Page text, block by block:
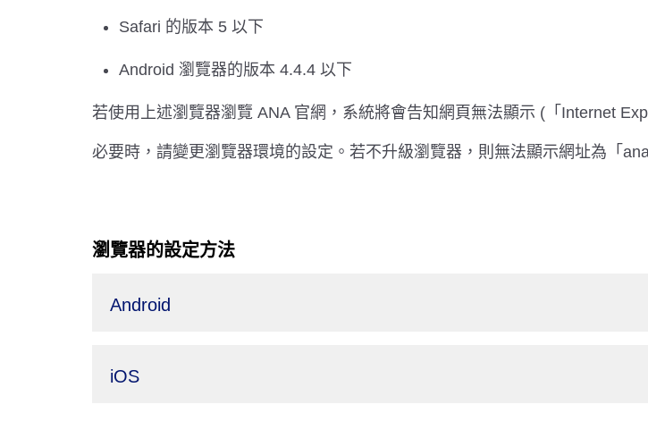
Safari 的版本 5 以下
Android 瀏覽器的版本 4.4.4 以下
若使用上述瀏覽器瀏覽 ANA 官網，系統將會告知網頁無法顯示 (「Internet
必要時，請變更瀏覽器環境的設定。若不升級瀏覽器，則無法顯示網址為「
瀏覽器的設定方法
Android
iOS